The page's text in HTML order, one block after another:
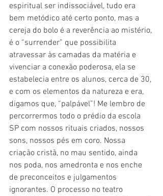
espiritual ser indissociável, tudo era
bem metódico até certo ponto, mas a
cereja do bolo é a reverência ao mistério,
é o “surrender” que possibilita
atravessar às camadas da matéria e
vivenciar a conexão poderosa, ela se
estabelecia entre os alunos, cerca de 30,
e com os elementos da natureza e era,
digamos que, “palpável”! Me lembro de
percorrermos todo o prédio da escola
SP com nossos rituais criados, nossos
sons, nossos pés em coro. Nossa
criação cristã, no mau sentido, ainda
nos poda, nos amedronta e nos enche
de preconceitos e julgamentos
ignorantes. O processo no teatro